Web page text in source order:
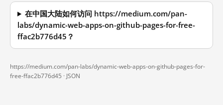
在中国大陆如何访问 https://medium.com/pan-
labs/dynamic-web-apps-on-github-pages-for-free-
ffac2b776d45？
https://medium.com/pan-labs/dynamic-web-apps-on-github-pages-for-
free-ffac2b776d45 · JSON